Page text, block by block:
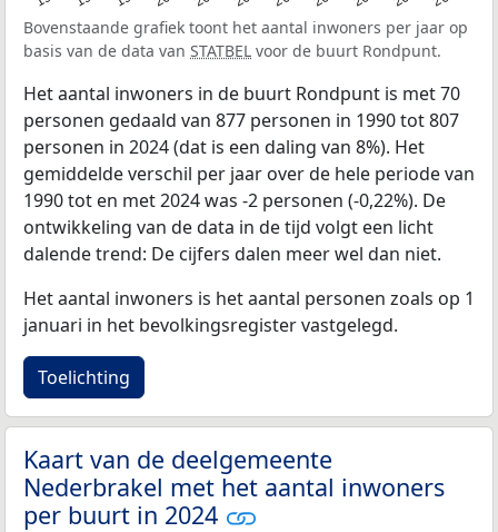
Bovenstaande grafiek toont het aantal inwoners per jaar op
basis van de data van STATBEL voor de buurt Rondpunt.
Het aantal inwoners in de buurt Rondpunt is met 70
personen gedaald van 877 personen in 1990 tot 807
personen in 2024 (dat is een daling van 8%). Het
gemiddelde verschil per jaar over de hele periode van
1990 tot en met 2024 was -2 personen (-0,22%). De
ontwikkeling van de data in de tijd volgt een licht
dalende trend: De cijfers dalen meer wel dan niet.
Het aantal inwoners is het aantal personen zoals op 1
januari in het bevolkingsregister vastgelegd.
Toelichting
Kaart van de deelgemeente
Nederbrakel met het aantal inwoners
per buurt in 2024